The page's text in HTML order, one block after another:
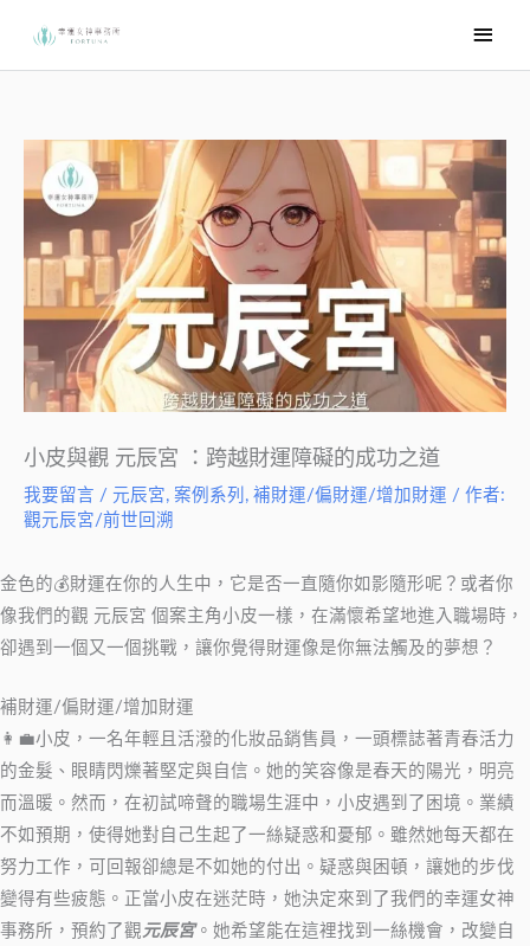
要
單
小皮與觀 元辰宮 ：跨越財運障礙的成功之道
我要留言 / 元辰宮, 案例系列 , 補財運/偏財運/增加財運 / 作者:
觀元辰宮/前世回溯
金色的💰財運在你的人生中，它是否一直隨你如影隨形呢？或者你
像我們的觀 元辰宮 個案主角小皮一樣，在滿懷希望地進入職場時，
卻遇到一個又一個挑戰，讓你覺得財運像是你無法觸及的夢想？
補財運/偏財運/增加財運
👩‍💼小皮，一名年輕且活潑的化妝品銷售員，一頭標誌著青春活力
的金髮、眼睛閃爍著堅定與自信。她的笑容像是春天的陽光，明亮
而溫暖。然而，在初試啼聲的職場生涯中，小皮遇到了困境。業績
不如預期，使得她對自己生起了一絲疑惑和憂郁。雖然她每天都在
努力工作，可回報卻總是不如她的付出。疑惑與困頓，讓她的步伐
變得有些疲態。正當小皮在迷茫時，她決定來到了我們的幸運女神
事務所，預約了觀 元辰宮。她希望能在這裡找到一絲機會，改變自